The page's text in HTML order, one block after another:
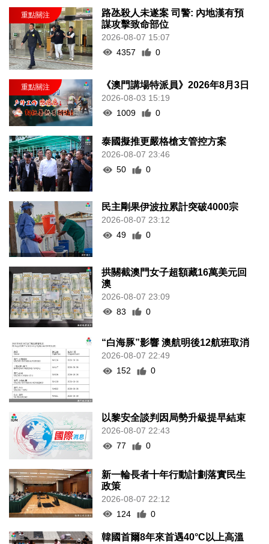
路氹殺人未遂案 司警: 內地漢有預
謀攻擊致命部位
2026-08-07 15:07
4357
0
《澳門講場特派員》2026年8月3日
2026-08-03 15:19
1009
0
泰國擬推更嚴格槍支管控方案
2026-08-07 23:46
50
0
民主剛果伊波拉累計突破4000宗
2026-08-07 23:12
49
0
拱關截澳門女子超額藏16萬美元回
澳
2026-08-07 23:09
83
0
“白海豚”影響 澳航明後12航班取消
2026-08-07 22:49
152
0
以黎安全談判因局勢升級提早結束
2026-08-07 22:43
77
0
新一輪長者十年行動計劃落實民生
政策
2026-08-07 22:12
124
0
韓國首爾8年來首遇40°C以上高溫